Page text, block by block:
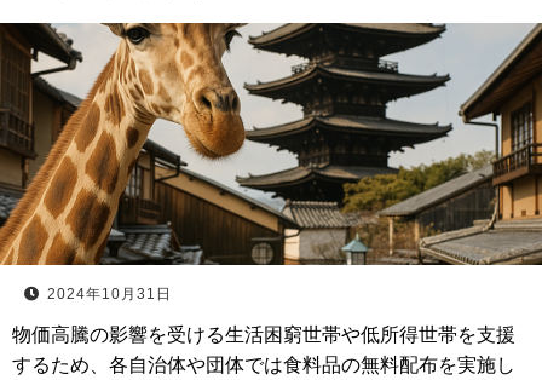
2024年10月31日
物価高騰の影響を受ける生活困窮世帯や低所得世帯を支援
するため、各自治体や団体では食料品の無料配布を実施し